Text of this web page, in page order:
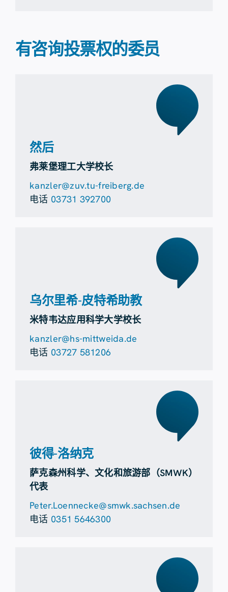
有咨询投票权的委员
然后
弗莱堡理工大学校长
kanzler@zuv.tu-freiberg.de
电话 03731 392700
乌尔里希-皮特希助教
米特韦达应用科学大学校长
kanzler@hs-mittweida.de
电话 03727 581206
彼得-洛纳克
萨克森州科学、文化和旅游部（SMWK）
代表
Peter.Loennecke@smwk.sachsen.de
电话 0351 5646300